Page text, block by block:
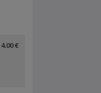
4.00 €